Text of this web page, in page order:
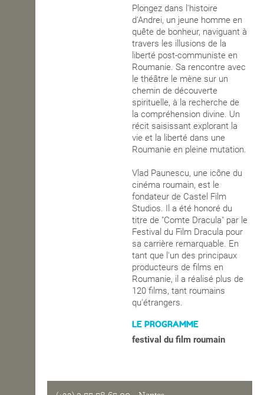
Plongez dans l'histoire
d'Andrei, un jeune homme en
quête de bonheur, naviguant à
travers les illusions de la
liberté post-communiste en
Roumanie. Sa rencontre avec
le théâtre le mène sur un
chemin de découverte
spirituelle, à la recherche de
la compréhension divine. Un
récit saisissant explorant la
vie et la liberté dans une
Roumanie en pleine mutation.
Vlad Paunescu, une icône du
cinéma roumain, est le
fondateur de Castel Film
Studios. Il a été honoré du
titre de "Comte Dracula" par le
Festival du Film Dracula pour
sa carrière remarquable. En
tant que l'un des principaux
producteurs de films en
Roumanie, il a réalisé plus de
120 films, tant roumains
qu'étrangers.
LE PROGRAMME
festival du film roumain